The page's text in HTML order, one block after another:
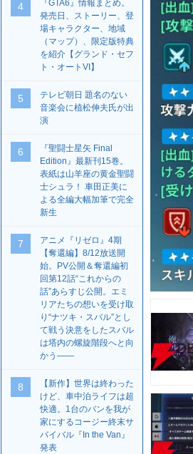
4
『GTA6』情報まとめ。
発売日、ストーリー、登
場キャラクター、地域
（マップ）、限定版特典
を紹介【グランド・セフ
ト・オートVI】
5
テレビ朝日 題名のない
音楽会に植松伸夫氏が出
演
6
『聖闘士星矢 Final
Edition』最新刊15巻。
表紙は山羊座の黄金聖闘
士シュラ！ 車田正美に
よる全編大幅加筆で完全
新生
7
アニメ『リゼロ』4期
【奪還編】8/12放送開
始。PV公開＆奪還編初
回第12話“これからの
話”あらすじ公開。エミ
リアたちの想いを受け取
り“ナツキ・スバル”とし
て戦う決意をしたスバル
は塔内の螺旋階段へと向
かう――
8
【新作】世界は終わった
けど、車中泊ライフは超
快適。1台のバンを我が
家にするコージー終末サ
バイバル『In the Van』
発表